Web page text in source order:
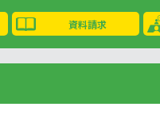
資料請求